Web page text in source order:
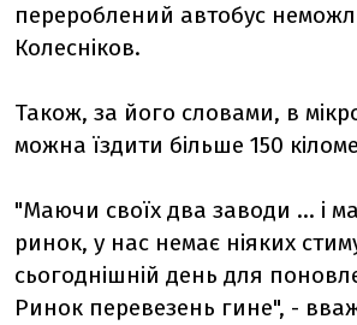
перероблений автобус
Колесніков.
Також, за його словами, в
можна їздити більше 150
"Маючи своїх два заводи ... і
ринок, у нас немає ніяких
сьогоднішній день для
Ринок перевезень гине", -